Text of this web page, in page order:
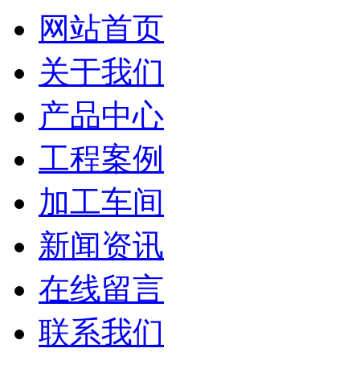
网站首页
关于我们
产品中心
工程案例
加工车间
新闻资讯
在线留言
联系我们